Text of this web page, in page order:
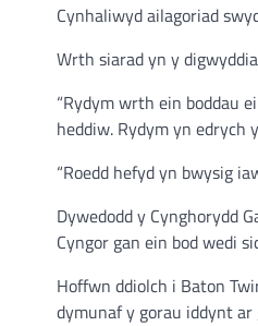
Cynhaliwyd ailagoriad
Wrth siarad yn y
“Rydym wrth ein boddau
heddiw. Rydym yn edrych
“Roedd hefyd yn bwysig
Dywedodd y Cynghorydd
Cyngor gan ein bod wedi
Hoffwn ddiolch i Baton
dymunaf y gorau iddynt ar